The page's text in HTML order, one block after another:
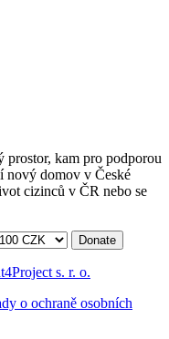
prostor, kam pro podporou
nový domov v České
cizinců v ČR nebo se
Donate
s. r. o.
o ochraně osobních